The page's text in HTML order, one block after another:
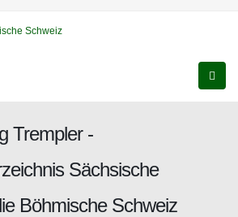
Trempler -
Sächsische
Böhmische Schweiz